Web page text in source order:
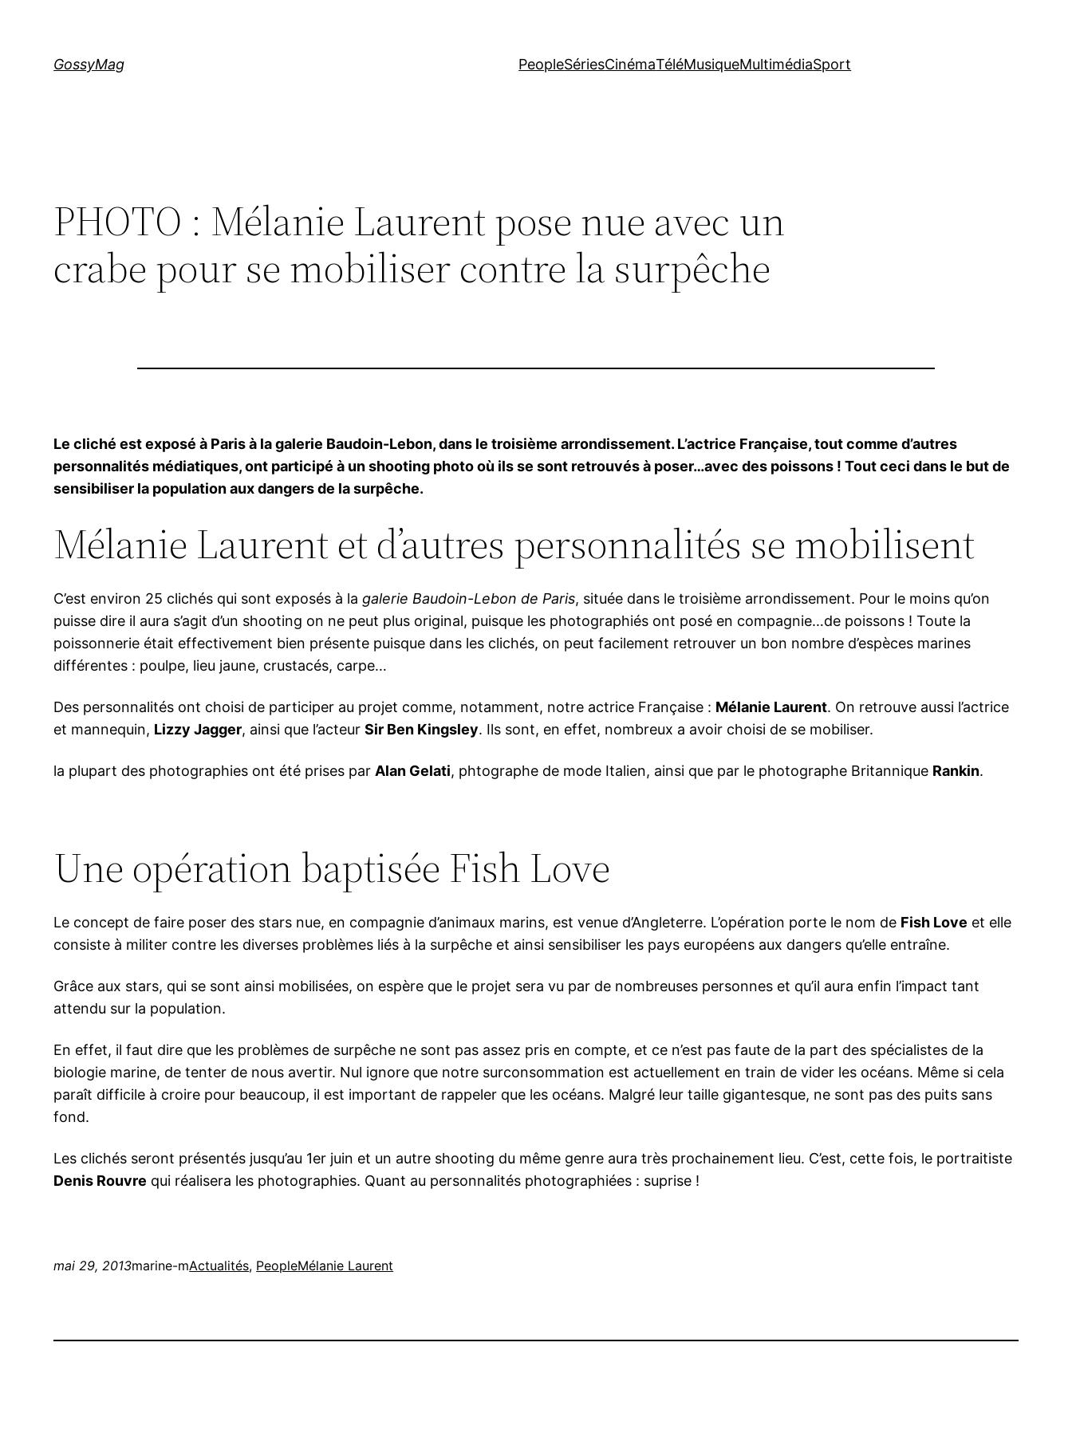
GossyMag PeopleSériesCinémaTéléMusiqueMultimédiaSport
PHOTO : Mélanie Laurent pose nue avec un
crabe pour se mobiliser contre la surpêche
Le cliché est exposé à Paris à la galerie Baudoin-Lebon, dans le troisième arrondissement. L’actrice Française, tout comme d’autres
personnalités médiatiques, ont participé à un shooting photo où ils se sont retrouvés à poser…avec des poissons ! Tout ceci dans le but de
sensibiliser la population aux dangers de la surpêche.
Mélanie Laurent et d’autres personnalités se mobilisent
C’est environ 25 clichés qui sont exposés à la galerie Baudoin-Lebon de Paris, située dans le troisième arrondissement. Pour le moins qu’on
puisse dire il aura s’agit d’un shooting on ne peut plus original, puisque les photographiés ont posé en compagnie…de poissons ! Toute la
poissonnerie était effectivement bien présente puisque dans les clichés, on peut facilement retrouver un bon nombre d’espèces marines
différentes : poulpe, lieu jaune, crustacés, carpe…
Des personnalités ont choisi de participer au projet comme, notamment, notre actrice Française : Mélanie Laurent. On retrouve aussi l’actrice
et mannequin, Lizzy Jagger, ainsi que l’acteurSir Ben Kingsley. Ils sont, en effet, nombreux a avoir choisi de se mobiliser.
la plupart des photographies ont été prises par Alan Gelati, phtographe de mode Italien, ainsi que par le photographe Britannique Rankin.
Une opération baptisée Fish Love
Le concept de faire poser des stars nue, en compagnie d’animaux marins, est venue d’Angleterre. L’opération porte le nom de Fish Love et elle
consiste à militer contre les diverses problèmes liés à la surpêche et ainsi sensibiliser les pays européens aux dangers qu’elle entraîne.
Grâce aux stars, qui se sont ainsi mobilisées, on espère que le projet sera vu par de nombreuses personnes et qu’il aura enfin l’impact tant
attendu sur la population.
En effet, il faut dire que les problèmes de surpêche ne sont pas assez pris en compte, et ce n’est pas faute de la part des spécialistes de la
biologie marine, de tenter de nous avertir. Nul ignore que notre surconsommation est actuellement en train de vider les océans. Même si cela
paraît difficile à croire pour beaucoup, il est important de rappeler que les océans. Malgré leur taille gigantesque, ne sont pas des puits sans
fond.
Les clichés seront présentés jusqu’au 1er juin et un autre shooting du même genre aura très prochainement lieu. C’est, cette fois, le portraitiste
Denis Rouvre qui réalisera les photographies. Quant au personnalités photographiées : suprise !
mai 29, 2013marine-mActualités, PeopleMélanie Laurent